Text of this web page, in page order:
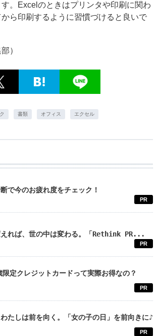
。Excelのときはプリンタや印刷に関わ
ら印刷するように習慣づけると良いで
）
書類 オフィス エクセル
で今のお疲れ度をチェック！
PR
えれば、世の中は変わる。「Rethink PR...
PR
限定クレジットカードって実際お得なの？
PR
たしは前を向く。「女の子の日」を前向きに♪
PR